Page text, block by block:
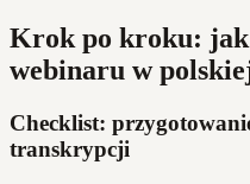
Krok po kroku:
webinaru w
Checklist:
transkrypcji